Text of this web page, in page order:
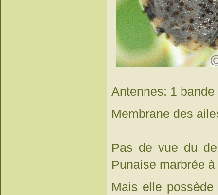
Antennes: 1
Membrane des
Pas de vue du
Punaise marbrée
Mais elle